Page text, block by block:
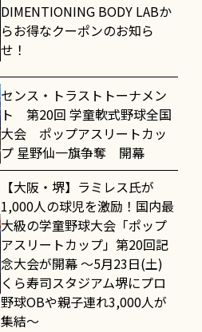
DIMENTIONING BODY LABか
らお得なクーポンのお知ら
せ！
センス・トラストトーナメン
ト 第20回 学童軟式野球全国
大会 ポップアスリートカッ
プ 星野仙一旗争奪 開幕
【大阪・堺】ラミレス氏が
1,000人の球児を激励！国内最
大級の学童野球大会「ポップ
アスリートカップ」第20回記
念大会が開幕 〜5月23日(土)
くら寿司スタジアム堺にプロ
野球OBや親子連れ3,000人が
集結〜